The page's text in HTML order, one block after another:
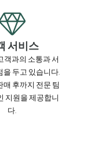
서비스
객과의 소통과 서
을 두고 있습니다.
매 후까지 전문 팀
지원을 제공합니
다.